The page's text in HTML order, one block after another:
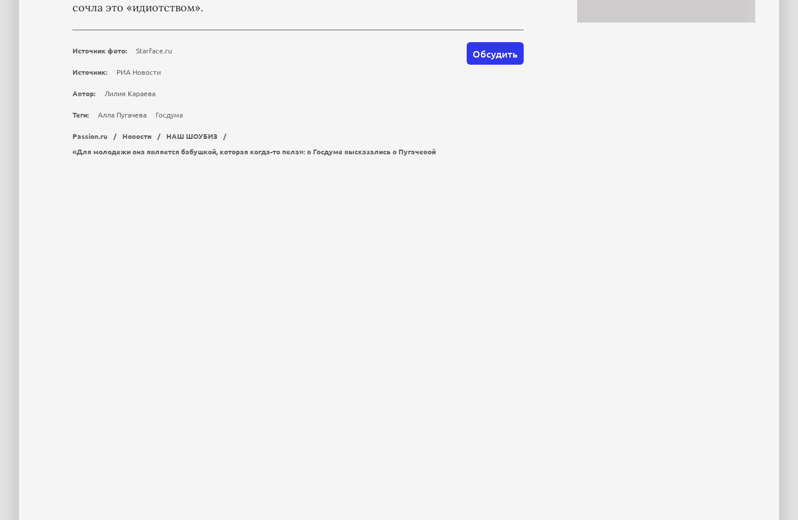
сочла это «идиотством».
Обсудить
Источник фото: Starface.ru
Источник: РИА Новости
Автор: Лилия Караева
Теги: Алла Пугачева Госдума
Passion.ru / Новости / НАШ ШОУБИЗ
/
«Для молодежи она является бабушкой, которая когда-то пела»: в Госдуме высказались о Пугачевой